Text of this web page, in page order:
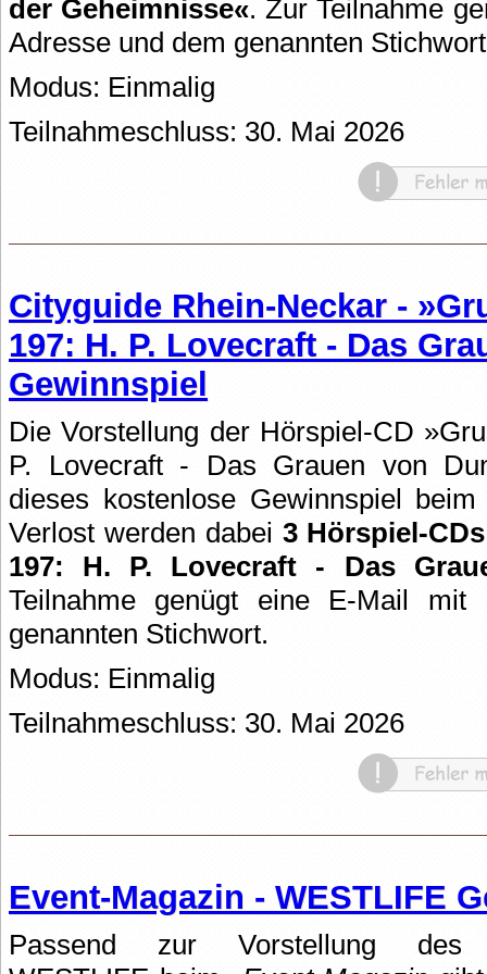
der Geheimnisse«. Zur Teilnahme
Adresse und dem genannten
Modus: Einmalig
Teilnahmeschluss: 30. Mai 2026
Cityguide Rhein-Neckar -
197: H. P. Lovecraft - Das
Gewinnspiel
Die Vorstellung der Hörspiel-CD
P. Lovecraft - Das Grauen von
dieses kostenlose Gewinnspiel
Verlost werden dabei 3 Hörspiel-
197: H. P. Lovecraft - Das
Teilnahme genügt eine E-Mail
genannten Stichwort.
Modus: Einmalig
Teilnahmeschluss: 30. Mai 2026
Event-Magazin - WESTLIFE
Passend zur Vorstellung